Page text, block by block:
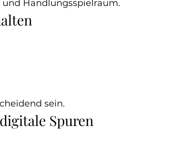
Handlungsspielraum.
sein.
Spuren